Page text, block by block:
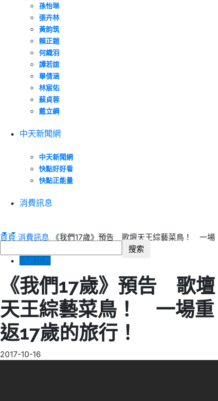
孫怡琳
張卉林
黃韵筑
賴正鎧
何織羽
譚若誼
畢倩涵
林宸佑
蘇貞蓉
戴立綱
中天新聞網
中天新聞網
快點好好看
快點正能量
消費訊息
首頁 消費訊息
《我們17歲》預告 歌壇天王綜藝菜鳥！ 一場
消費訊息
《我們17歲》預告 歌壇
天王綜藝菜鳥！ 一場重
返17歲的旅行！
2017-10-16